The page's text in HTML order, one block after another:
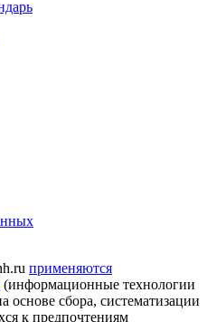
применяются
(информационные технологии
основе сбора, систематизации
к предпочтениям